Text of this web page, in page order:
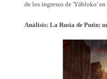
de los ingresos de 'Yábloko'
Análisis: La Rusia de Putin: